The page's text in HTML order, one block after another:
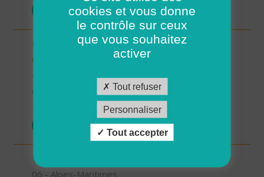
POSTULER
Responsable de secteur sur Noyers sur Cher -
CDD 2 mois Temps Plein (H/F)
41 - Loir-et-Cher
Technicien Intervention Social et Familiale (H/F)
06 - Alpes-Maritimes
cookies et vous donne
le contrôle sur ceux
que vous souhaitez
activer
Tout refuser
Personnaliser
Tout accepter